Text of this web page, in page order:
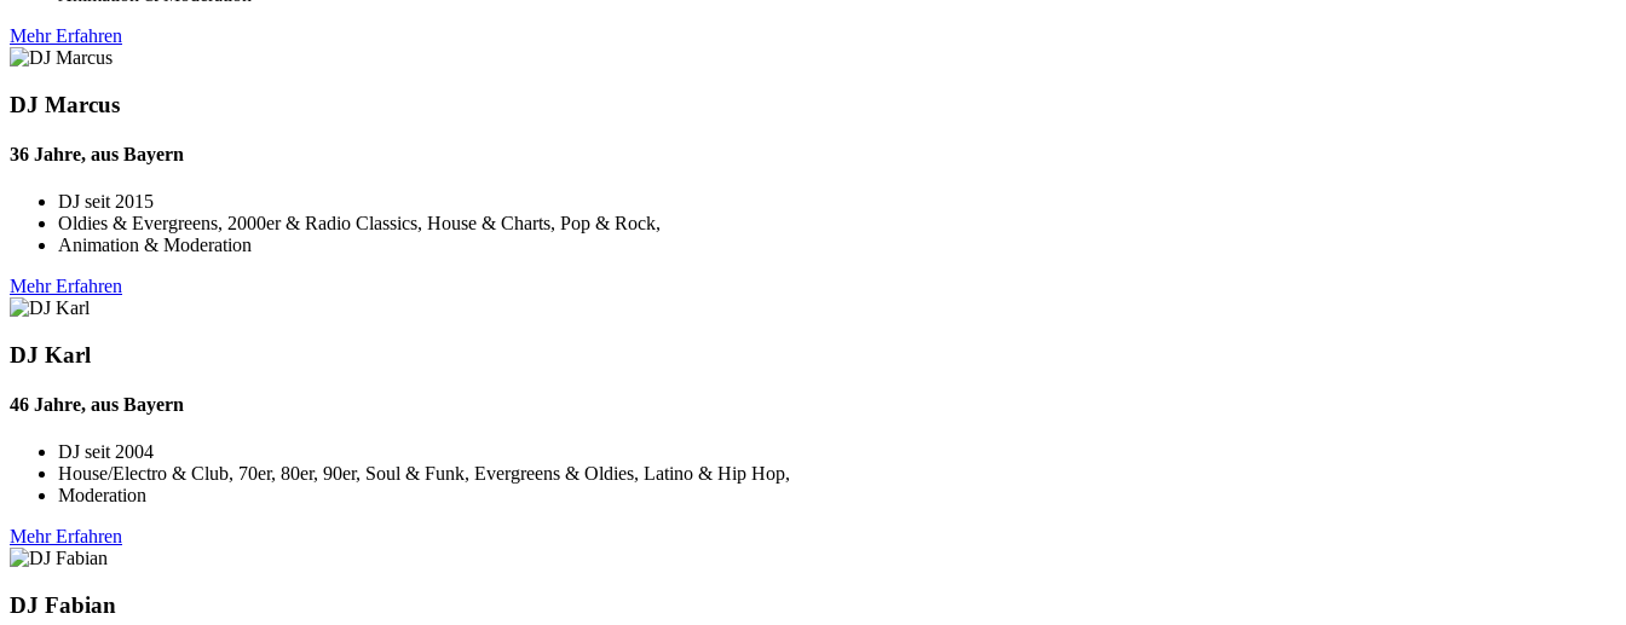
Mehr Erfahren
DJ Marcus
36 Jahre, aus Bayern
DJ seit 2015
Oldies & Evergreens, 2000er & Radio Classics, House & Charts, Pop & Rock,
Animation & Moderation
Mehr Erfahren
DJ Karl
46 Jahre, aus Bayern
DJ seit 2004
House/Electro & Club, 70er, 80er, 90er, Soul & Funk, Evergreens & Oldies, Latino & Hip Hop,
Moderation
Mehr Erfahren
DJ Fabian